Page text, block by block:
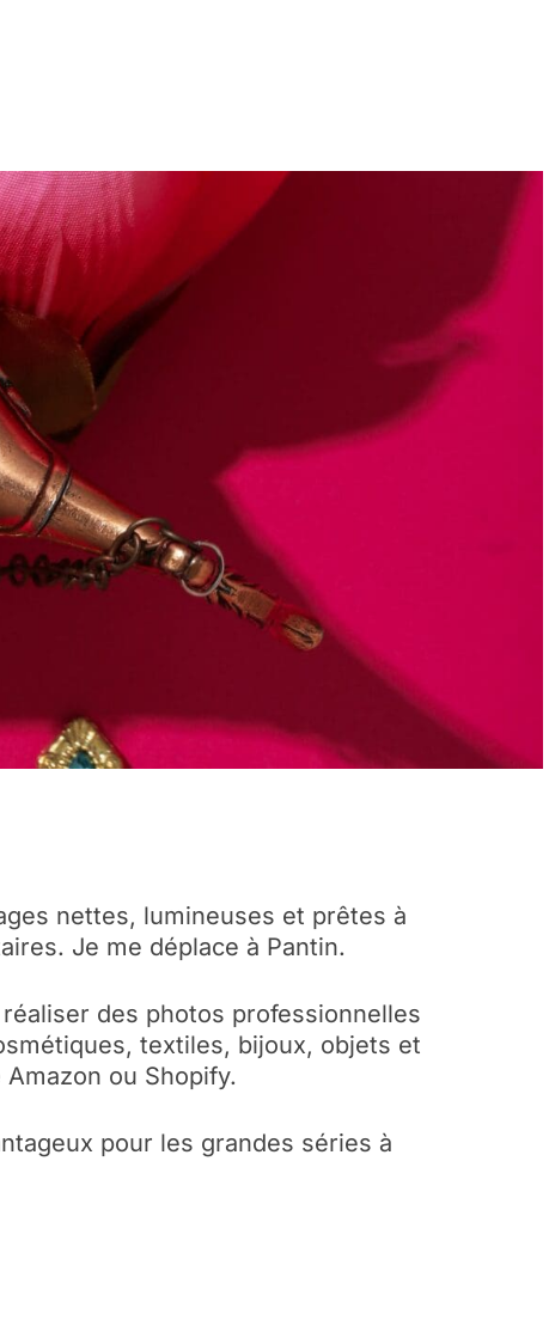
nettes, lumineuses et prêtes à
Je me déplace à Pantin.
des photos professionnelles
textiles, bijoux, objets et
ou Shopify.
pour les grandes séries à